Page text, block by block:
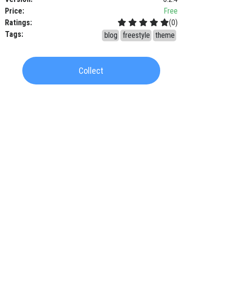
Price:
Free
Ratings: (0)
Tags: blog freestyle theme
Collect